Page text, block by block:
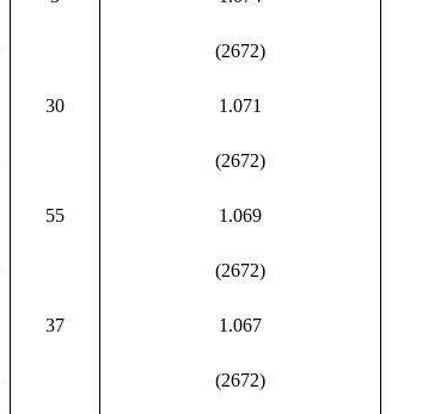
(2672)
30 1.071
(2672)
55 1.069
(2672)
37 1.067
(2672)